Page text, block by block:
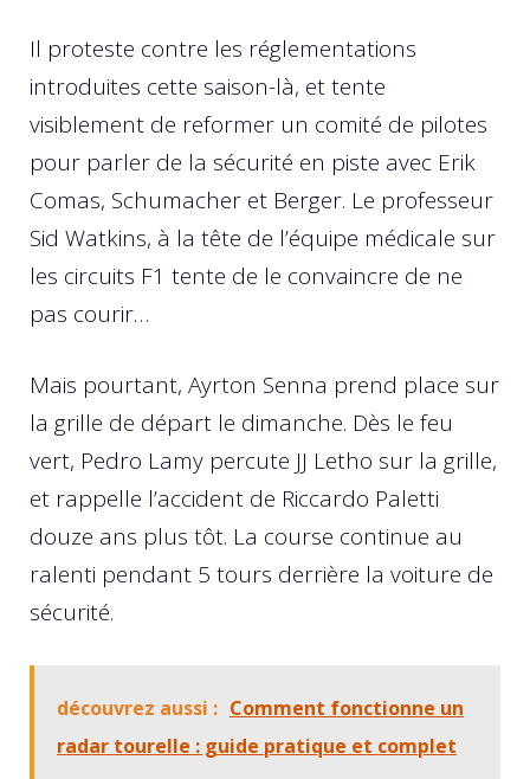
Il proteste contre les réglementations
introduites cette saison-là, et tente
visiblement de reformer un comité de pilotes
pour parler de la sécurité en piste avec Erik
Comas, Schumacher et Berger. Le professeur
Sid Watkins, à la tête de l’équipe médicale sur
les circuits F1 tente de le convaincre de ne
pas courir…
Mais pourtant, Ayrton Senna prend place sur
la grille de départ le dimanche. Dès le feu
vert, Pedro Lamy percute JJ Letho sur la grille,
et rappelle l’accident de Riccardo Paletti
douze ans plus tôt. La course continue au
ralenti pendant 5 tours derrière la voiture de
sécurité.
découvrez aussi : Comment fonctionne un
radar tourelle : guide pratique et complet